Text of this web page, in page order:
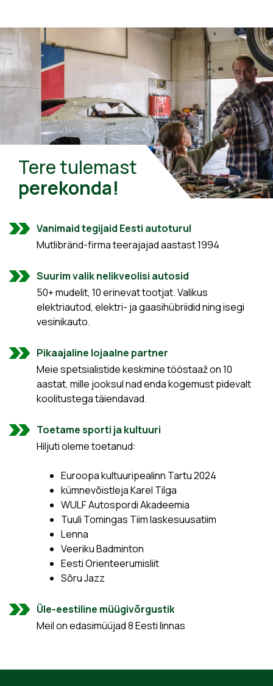
Tere tulemast
perekonda!
Vanimaid tegijaid Eesti autoturul
Mutlibränd-firma teerajajad aastast 1994
Suurim valik nelikveolisi autosid
50+ mudelit, 10 erinevat tootjat. Valikus
elektriautod, elektri- ja gaasihübriidid ning isegi
vesinikauto.
Pikaajaline lojaalne partner
Meie spetsialistide keskmine tööstaaž on 10
aastat, mille jooksul nad enda kogemust pidevalt
koolitustega täiendavad.
Toetame sporti ja kultuuri
Hiljuti oleme toetanud:
Euroopa kultuuripealinn Tartu 2024
kümnevõistleja Karel Tilga
WULF Autospordi Akadeemia
Tuuli Tomingas Tiim laskesuusatiim
Lenna
Veeriku Badminton
Eesti Orienteerumisliit
Sõru Jazz
Üle-eestiline müügivõrgustik
Meil on edasimüüjad 8 Eesti linnas